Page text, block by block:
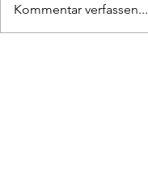
Kommentar verfassen...